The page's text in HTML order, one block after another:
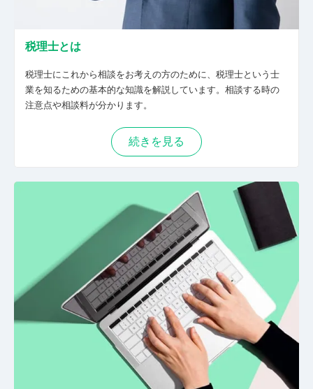
税理士とは
税理士にこれから相談をお考えの方のために、税理士という士
業を知るための基本的な知識を解説しています。相談する時の
注意点や相談料が分かります。
続きを見る